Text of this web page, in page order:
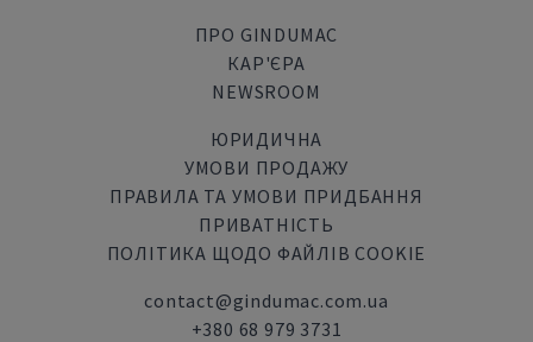
ПРО GINDUMAC
КАР'ЄРА
NEWSROOM
ЮРИДИЧНА
УМОВИ ПРОДАЖУ
ПРАВИЛА ТА УМОВИ ПРИДБАННЯ
ПРИВАТНІСТЬ
ПОЛІТИКА ЩОДО ФАЙЛІВ COOKIE
contact@gindumac.com.ua
+380 68 979 3731